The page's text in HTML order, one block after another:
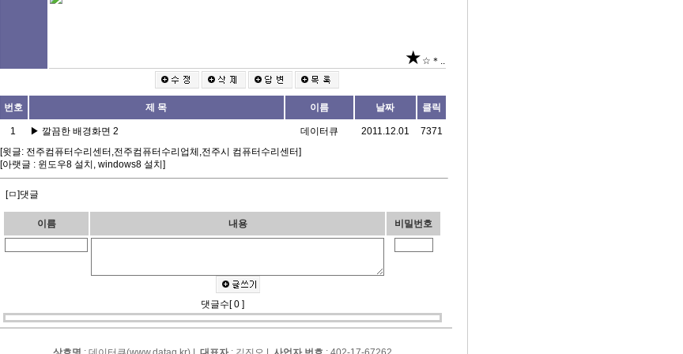
★ ☆＊..
번호 제 목 이름 날짜 클릭
1 ▶ 깔끔한 배경화면 2 데이터큐 2011.12.01
7371
[윗글: 전주컴퓨터수리센터,전주컴퓨터수리업체,전주시 컴퓨터수리센터]
[아랫글 : 윈도우8 설치, windows8 설치 ]
[ㅁ]댓글
이름 내용 비밀번호
댓글수[ 0 ]